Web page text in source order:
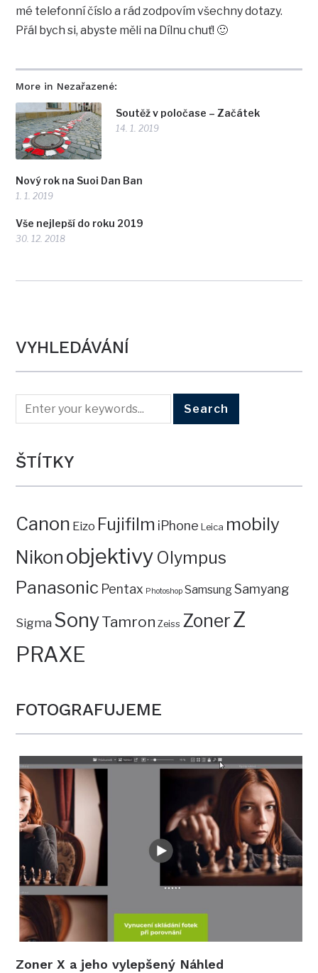
More in Nezařazené:
Soutěž v poločase – Začátek
14. 1. 2019
Nový rok na Suoi Dan Ban
1. 1. 2019
Vše nejlepší do roku 2019
30. 12. 2018
mé telefonní číslo a rád zodpovím všechny dotazy.
Přál bych si, abyste měli na Dílnu chuť! 🙂
VYHLEDÁVÁNÍ
ŠTÍTKY
Canon Eizo Fujifilm iPhone Leica mobily
Nikon objektivy Olympus
Panasonic Pentax Photoshop SamsungSamyang
Sigma SonyTamron Zeiss ZonerZ
PRAXE
FOTOGRAFUJEME
Zoner X a jeho vylepšený Náhled